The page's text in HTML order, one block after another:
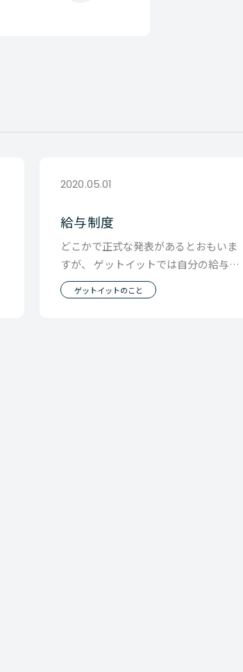
2020.05.01
給与制度
どこかで正式な発表があるとおもいま
すが、 ゲットイットでは自分の給与に
ついて 自分で決めるの第一歩目として
新しい昇給制
ゲットイットのこと